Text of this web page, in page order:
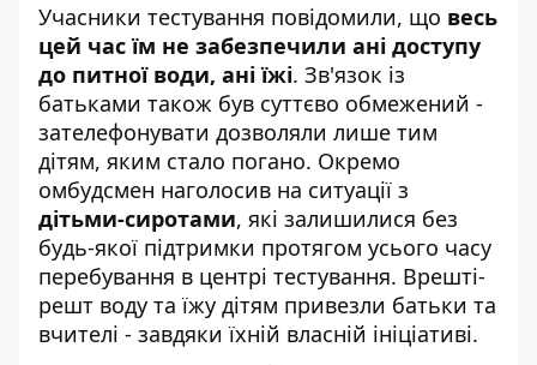
Учасники тестування повідомили, що весь
цей час їм не забезпечили ані доступу
до питної води, ані їжі. Зв'язок із
батьками також був суттєво обмежений -
зателефонувати дозволяли лише тим
дітям, яким стало погано. Окремо
омбудсмен наголосив на ситуації з
дітьми-сиротами, які залишилися без
будь-якої підтримки протягом усього часу
перебування в центрі тестування. Врешті-
решт воду та їжу дітям привезли батьки та
вчителі - завдяки їхній власній ініціативі.